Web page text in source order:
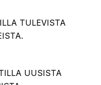
TULEVISTA
UUSISTA